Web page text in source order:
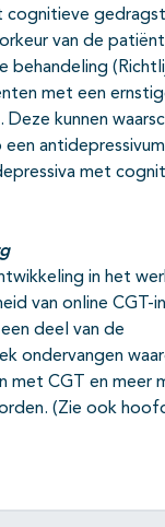
cognitieve
van de
behandeling
met een
kunnen
met
in het
van online CGT-
deel van de
ondervangen
met CGT en meer
(Zie ook